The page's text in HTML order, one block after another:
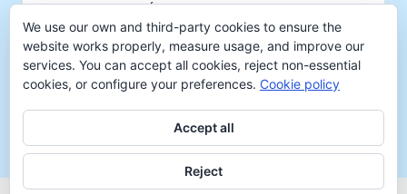
Colectivo NÓS: 5 anos de galeguismo e celtismo
| Colectivo NósenV Aniversario do Colectivo
NÓS
16/09/2018
[…] mil tempadas máis. E por iso convidámosvos a
We use our own and third-party cookies to ensure the
website works properly, measure usage, and improve our
services. You can accept all cookies, reject non-essential
cookies, or configure your preferences. Cookie policy
Accept all
Reject